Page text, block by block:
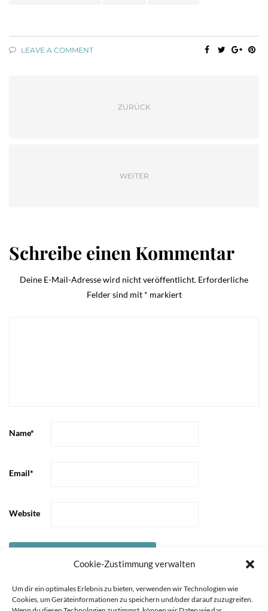
Cookie-Zustimmung verwalten
Um dir ein optimales Erlebnis zu bieten, verwenden wir Technologien wie
Cookies, um Geräteinformationen zu speichern und/oder darauf zuzugreifen.
LEAVE A COMMENT
ZURÜCK
WEITER
Schreibe einen Kommentar
Deine E-Mail-Adresse wird nicht veröffentlicht. Erforderliche
Felder sind mit * markiert
Name*
Email*
Website